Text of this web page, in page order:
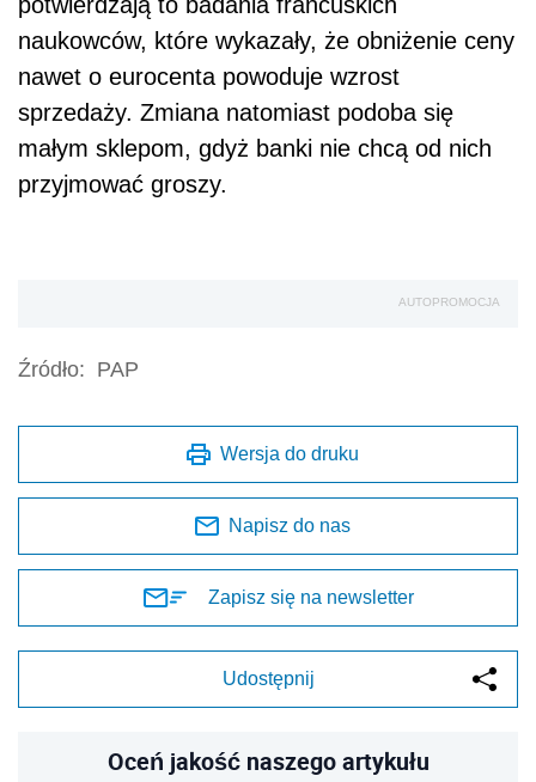
potwierdzają to badania francuskich
naukowców, które wykazały, że obniżenie ceny
nawet o eurocenta powoduje wzrost
sprzedaży. Zmiana natomiast podoba się
małym sklepom, gdyż banki nie chcą od nich
przyjmować groszy.
AUTOPROMOCJA
Źródło: PAP
Wersja do druku
Napisz do nas
Zapisz się na newsletter
Udostępnij
Oceń jakość naszego artykułu